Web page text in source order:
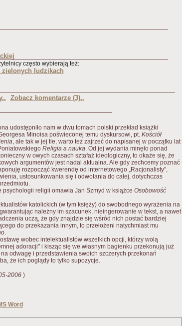
często wybierają też:
zielonych ludzikach
Zobacz komentarze (3)..
udostępniło nam w dwu tomach polski przekład książki
Minoisa poświeconej temu dyskursowi, pt. Kościół
, ale tak w jej tle, warto też zajrzeć do napisanej w początku lat
Religia a nauka. Od jej wydania minęło ponad
w owych czasach sztafaż ideologiczny, to okaże się, że
argumentów jest nadal aktualna. Ale gdy zechcemy poznać
rozpocząć kwerendę od internetowego „Racjonalisty",
ustosunkowania się i odwołania do całej, dotychczas
psychologii religii omawia Jan Szmyd w książce Osobowość
katolickich (w tym księży) do swobodnego wyrażenia na
należny im szacunek, nieingerowanie w tekst, a nawet
uczą, że gdy znajdzie się wśród nich postać bardziej
do przekazania innym, to przełożeni natychmiast mu
.
wobec intelektualistów wszelkich opcji, którzy wolą
adoracji" i kisząc się we własnym bagienku przekonują już
odwagę i przedstawienia swoich szczerych przekonań
że ich poglądy to tylko supozycje.
2006 )
Word